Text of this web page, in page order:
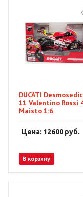
DUCATI
11 Valentino Rossi
Maisto 1:6
Цена: 12600 руб.
В корзину